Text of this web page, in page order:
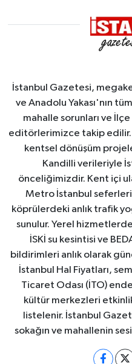
İstanbul Gazetesi,
ve Anadolu Yakası'nın
mahalle sorunları ve
editörlerimizce takip edilir.
kentsel dönüşüm
Kandilli verileriyle
önceliğimizdir. Kent içi
Metro İstanbul
köprülerdeki anlık trafik
sunulur. Yerel
İSKİ su kesintisi ve
bildirimleri anlık olarak
İstanbul Hal Fiyatları,
Ticaret Odası (İTO)
kültür merkezleri
listelenir. İstanbul
sokağın ve mahallenin